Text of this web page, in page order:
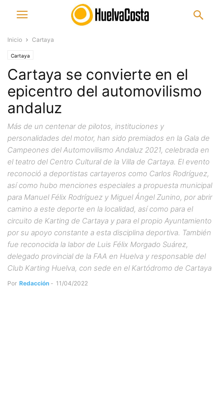
Inicio Cartaya
Cartaya
Cartaya se convierte en el
epicentro del automovilismo
andaluz
Más de un centenar de pilotos, instituciones y
personalidades del motor, han sido premiados en la Gala de
Campeones del Automovilismo Andaluz 2021, celebrada en
el teatro del Centro Cultural de la Villa de Cartaya. El evento
reconoció a deportistas cartayeros como Carlos Rodríguez,
así como hubo menciones especiales a propuesta municipal
para Manuel Félix Rodríguez y Miguel Ángel Zunino, por abrir
camino a este deporte en la localidad, así como para el
circuito de Karting de Cartaya y para el propio Ayuntamiento
por su apoyo constante a esta disciplina deportiva. También
fue reconocida la labor de Luis Félix Morgado Suárez,
delegado provincial de la FAA en Huelva y responsable del
Club Karting Huelva, con sede en el Kartódromo de Cartaya
Por Redacción - 11/04/2022